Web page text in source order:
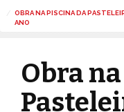
OBRA NA PISCINA DA
ANO
Obra